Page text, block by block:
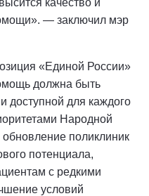
качество и
— заключил мэр
«Единой России»
должна быть
доступной для каждого
Народной
поликлиник
потенциала,
с редкими
условий